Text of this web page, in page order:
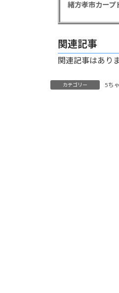
緒方孝市カープ
関連記事
関連記事はあり
カテゴリー 5ち